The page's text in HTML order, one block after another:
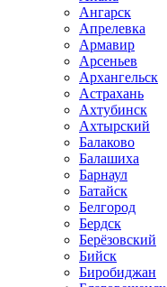
Ангарск
Апрелевка
Армавир
Арсеньев
Архангельск
Астрахань
Ахтубинск
Ахтырский
Балаково
Балашиха
Барнаул
Батайск
Белгород
Бердск
Берёзовский
Бийск
Биробиджан